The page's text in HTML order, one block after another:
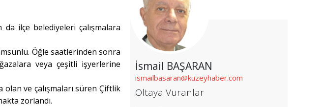
da ilçe belediyeleri çalışmalara
Öğle saatlerinden sonra
veya çeşitli işyerlerine
olan ve çalışmaları süren Çiftlik
zorlandı.
İsmail BAŞARAN
ismailbasaran@kuzeyhaber.com
Oltaya Vuranlar